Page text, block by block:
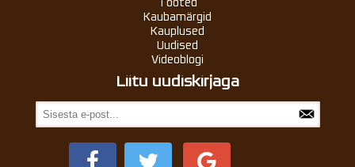
Kaubamärgid
Kauplused
Uudised
Videoblogi
Liitu uudiskirjaga